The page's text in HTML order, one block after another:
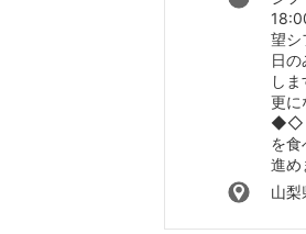
望シ
日
し
更に
◆◇
を
進め
山梨